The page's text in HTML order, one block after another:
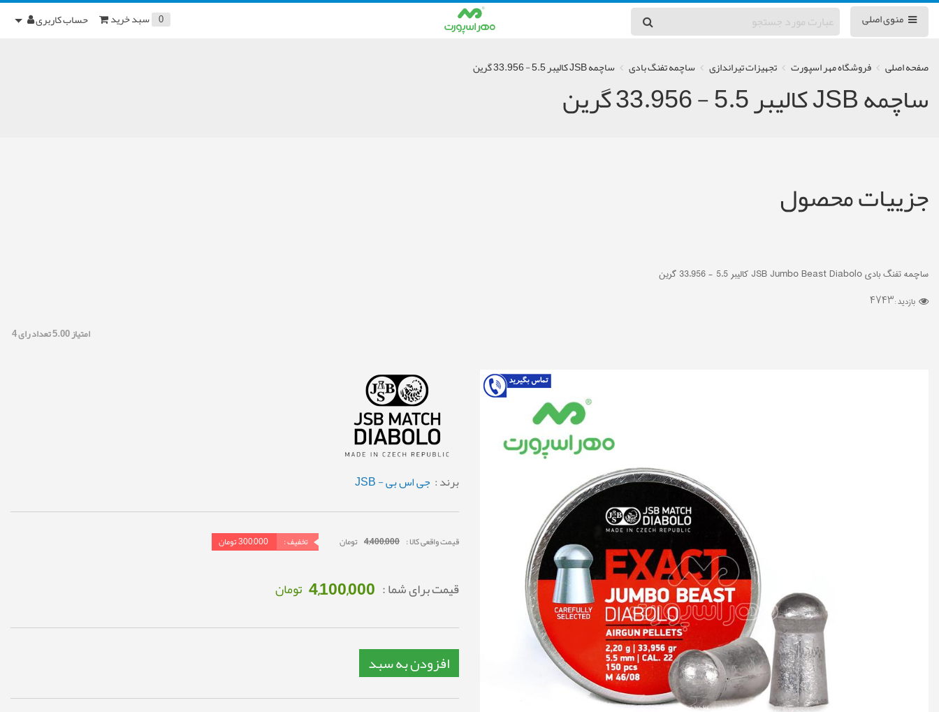
منوی اصلی حساب کاربری 0 سبد خرید
صفحه اصلی فروشگاه مهر اسپورت تجهیزات تیراندازی ساچمه تفنگ بادی ساچمه JSB کالیبر 5.5 - 33.956 گرین
ساچمه JSB کالیبر 5.5 - 33.956 گرین
جزییات محصول
ساچمه تفنگ بادی JSB Jumbo Beast Diabolo کالیبر 5.5 - 33.956 گرین
بازدید :4743
امتیاز5.00تعداد رای4
برند : جی اس بی - JSB
قیمت واقعی کالا : 4,400,000 تومان تخفیف : 300,000تومان
قیمت برای شما : 4,100,000 تومان
افزودن به سبد